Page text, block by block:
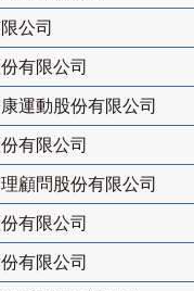
公司
有限公司
運動股份有限公司
有限公司
顧問股份有限公司
有限公司
有限公司